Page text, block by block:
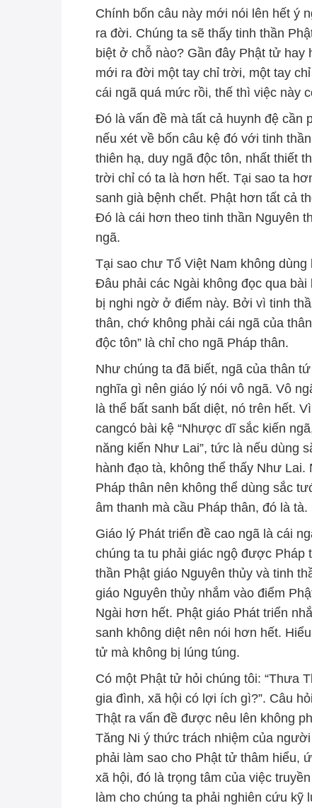
Chính bốn câu này mới nói lên hết ý
ra đời. Chúng ta sẽ thấy tinh thần
biệt ở chỗ nào? Gần đây Phật tử
mới ra đời một tay chỉ trời, một tay
cái ngã quá mức rồi, thế thì việc này
Đó là vấn đề mà tất cả huynh đệ cần
nếu xét về bốn câu kệ đó với tinh
thiên hạ, duy ngã độc tôn, nhất thiết
trời chỉ có ta là hơn hết. Tại sao ta
sanh già bệnh chết. Phật hơn tất cả
Đó là cái hơn theo tinh thần Nguyên
ngã.
Tại sao chư Tổ Việt Nam không
Đâu phải các Ngài không đọc qua
bị nghi ngờ ở điểm này. Bởi vì tinh
thân, chớ không phải cái ngã của
độc tôn” là chỉ cho ngã Pháp thân.
Như chúng ta đã biết, ngã của thân
nghĩa gì nên giáo lý nói vô ngã. Vô
là thể bất sanh bất diệt, nó trên hết.
cangcó bài kệ “Nhược dĩ sắc kiến
năng kiến Như Lai”, tức là nếu dùng
hành đạo tà, không thể thấy Như
Pháp thân nên không thể dùng sắc
âm thanh mà cầu Pháp thân, đó là tà.
Giáo lý Phát triển đề cao ngã là cái
chúng ta tu phải giác ngộ được
thần Phật giáo Nguyên thủy và tinh
giáo Nguyên thủy nhắm vào điểm
Ngài hơn hết. Phật giáo Phát triển
sanh không diệt nên nói hơn hết.
tử mà không bị lúng túng.
Có một Phật tử hỏi chúng tôi: “Thưa
gia đình, xã hội có lợi ích gì?”. Câu
Thật ra vấn đề được nêu lên không
Tăng Ni ý thức trách nhiệm của
phải làm sao cho Phật tử thâm hiểu,
xã hội, đó là trọng tâm của việc
làm cho chúng ta phải nghiên cứu